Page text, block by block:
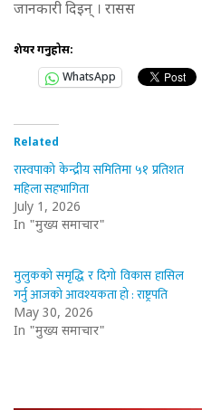
जानकारी दिइन् । रासस
शेयर गर्नुहोस:
WhatsApp
Related
रास्वपाको केन्द्रीय समितिमा ५१ प्रतिशत
महिला सहभागिता
July 1, 2026
In "मुख्य समाचार"
मुलुकको समृद्धि र दिगो विकास हासिल
गर्नु आजको आवश्यकता हो : राष्ट्रपति
May 30, 2026
In "मुख्य समाचार"